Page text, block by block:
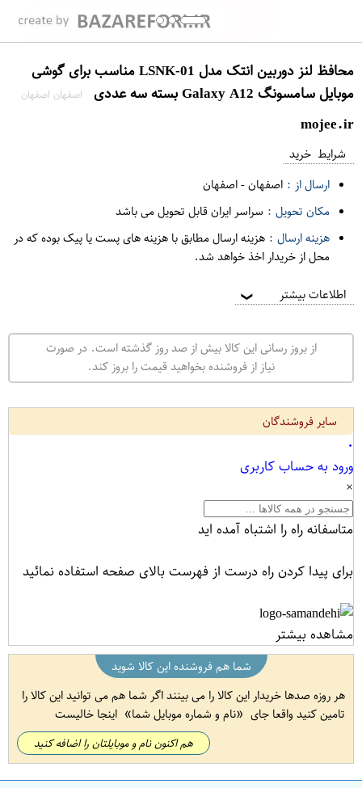
محافظ لنز دوربین انتک مدل LSNK-01 مناسب برای گوشی
موبایل سامسونگ Galaxy A12 بسته سه عددی
اصفهان اصفهان
mojee.ir
شرایط خرید
ارسال از : اصفهان-اصفهان
مکان تحویل : سراسر ایران قابل تحویل می باشد
هزینه ارسال : هزینه ارسال مطابق با هزینه های پست یا پیک بوده که در
محل از خریدار اخذ خواهد شد.
اطلاعات بیشتر ❯
از بروز رسانی این کالا بیش از صد روز گذشته است. در صورت
نیاز از فروشنده بخواهید قیمت را بروز کند.
سایر فروشندگان
۰
ورود به حساب کاربری
×
متاسفانه راه را اشتباه آمده اید
برای پیدا کردن راه درست از فهرست بالای صفحه استفاده نمائید
مشاهده بیشتر
شما هم فروشنده این کالا شوید
هر روزه صدها خریدار این کالا را می بینند اگر شما هم می توانید این کالا را
تامین کنید واقعا جای
نام و شماره موبایل شما اینجا خالیست
هم اکنون نام و موبایلتان را اضافه کنید